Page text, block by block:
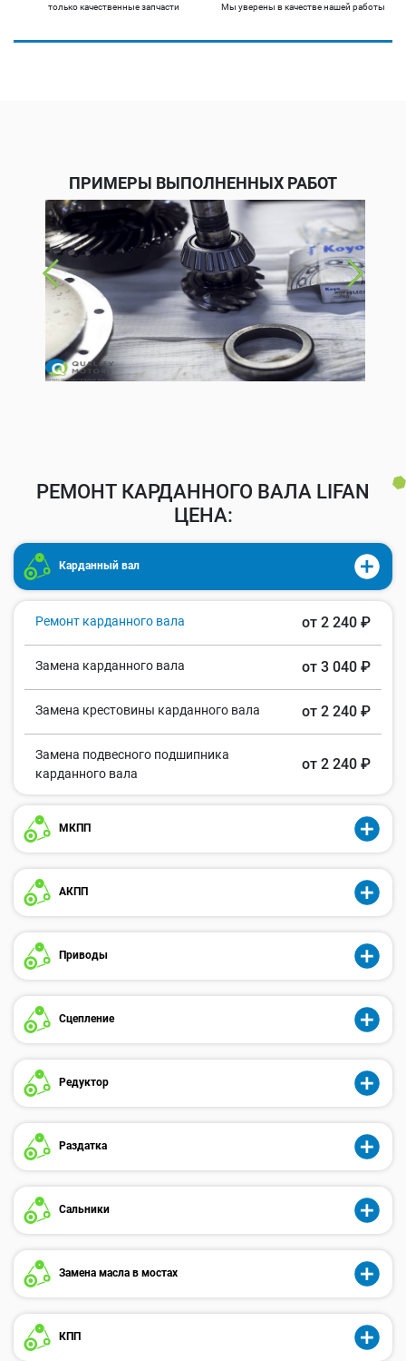
только качественные запчасти
Мы уверены в качестве нашей работы
ПРИМЕРЫ ВЫПОЛНЕННЫХ РАБОТ
РЕМОНТ КАРДАННОГО ВАЛА LIFAN
ЦЕНА:
Карданный вал
Ремонт карданного вала от 2 240 ₽
Замена карданного вала от 3 040 ₽
Замена крестовины карданного вала от 2 240 ₽
Замена подвесного подшипника
карданного вала
от 2 240 ₽
МКПП
АКПП
Приводы
Сцепление
Редуктор
Раздатка
Сальники
Замена масла в мостах
КПП